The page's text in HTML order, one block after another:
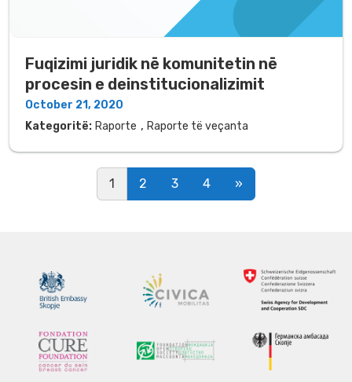
Fuqizimi juridik në komunitetin në
procesin e deinstitucionalizimit
October 21, 2020
Kategoritë: Raporte , Raporte të veçanta
Posts navigation
1 2 3 4 »